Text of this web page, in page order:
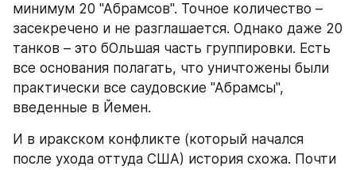
минимум 20 "Абрамсов". Точное количество –
засекречено и не разглашается. Однако даже 20
танков – это бОльшая часть группировки. Есть
все основания полагать, что уничтожены были
практически все саудовские "Абрамсы",
введенные в Йемен.
И в иракском конфликте (который начался
после ухода оттуда США) история схожа. Почти